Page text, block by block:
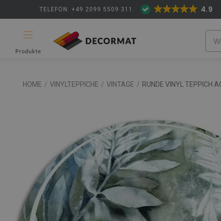
TELEFON: +49 2099 5509 311 4.9
Produkte
HOME / VINYLTEPPICHE / VINTAGE / RUNDE VINYL TEPPICH